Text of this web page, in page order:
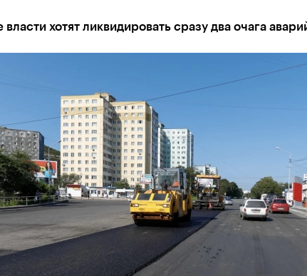
власти хотят ликвидировать сразу два очага